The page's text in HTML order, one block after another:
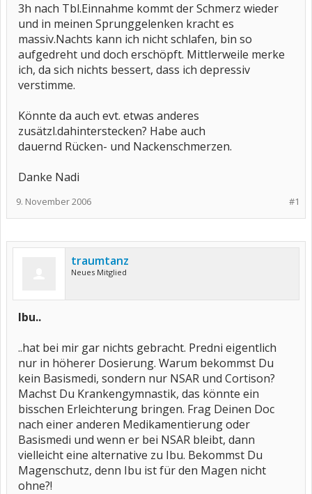
3h nach Tbl.Einnahme kommt der Schmerz wieder
und in meinen Sprunggelenken kracht es
massiv.Nachts kann ich nicht schlafen, bin so
aufgedreht und doch erschöpft. Mittlerweile merke
ich, da sich nichts bessert, dass ich depressiv
verstimme.
Könnte da auch evt. etwas anderes
zusätzl.dahinterstecken? Habe auch
dauernd Rücken- und Nackenschmerzen.
Danke Nadi
#1
9. November 2006
traumtanz
Neues Mitglied
Ibu..
..hat bei mir gar nichts gebracht. Predni eigentlich
nur in höherer Dosierung. Warum bekommst Du
kein Basismedi, sondern nur NSAR und Cortison?
Machst Du Krankengymnastik, das könnte ein
bisschen Erleichterung bringen. Frag Deinen Doc
nach einer anderen Medikamentierung oder
Basismedi und wenn er bei NSAR bleibt, dann
vielleicht eine alternative zu Ibu. Bekommst Du
Magenschutz, denn Ibu ist für den Magen nicht
ohne?!